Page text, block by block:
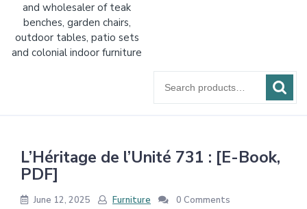
and wholesaler of teak
benches, garden chairs,
outdoor tables, patio sets
and colonial indoor furniture
for:
L’Héritage de l’Unité 731 : [E-Book,
PDF]
June 12, 2025 Furniture 0 Comments